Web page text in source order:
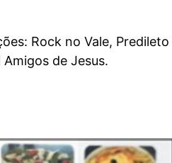
Rock no Vale, Predileto
de Jesus.